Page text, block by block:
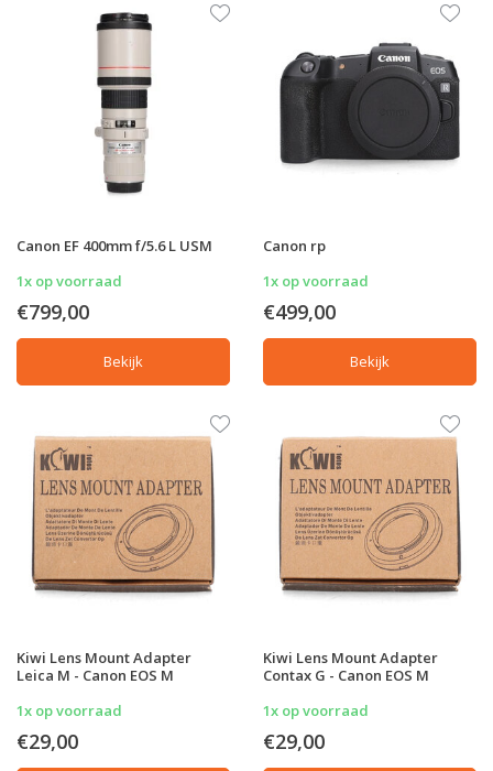
Canon EF 400mm f/5.6 L USM
1x op voorraad
€799,00
Bekijk
Canon rp
1x op voorraad
€499,00
Bekijk
Kiwi Lens Mount Adapter
Leica M - Canon EOS M
1x op voorraad
€29,00
Kiwi Lens Mount Adapter
Contax G - Canon EOS M
1x op voorraad
€29,00